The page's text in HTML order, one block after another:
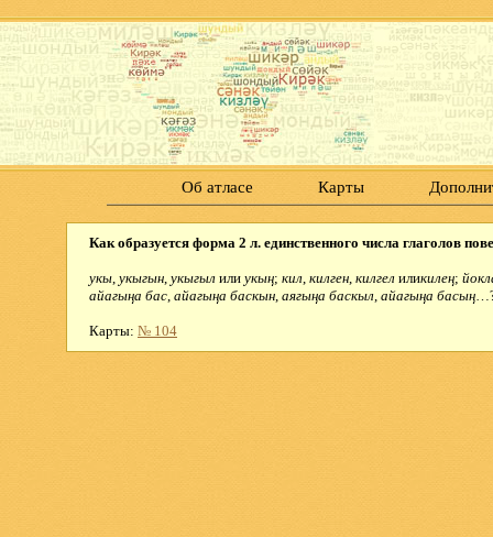
Об атласе Карты
Как образуется форма 2 л. единственного числа глаголов
укы, укыгын, укыгыл или укың; кил, килген, килгел иликилең;
айагыңа бас, айагыңа баскын, аягыңа баскыл, айагыңа басың
Карты: № 104